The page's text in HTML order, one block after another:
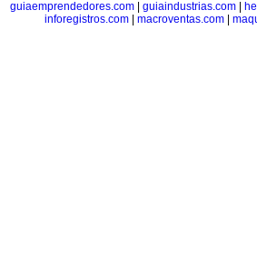
guiaemprendedores.com
guiaindustrias.com
inforegistros.com| macroventas.com|